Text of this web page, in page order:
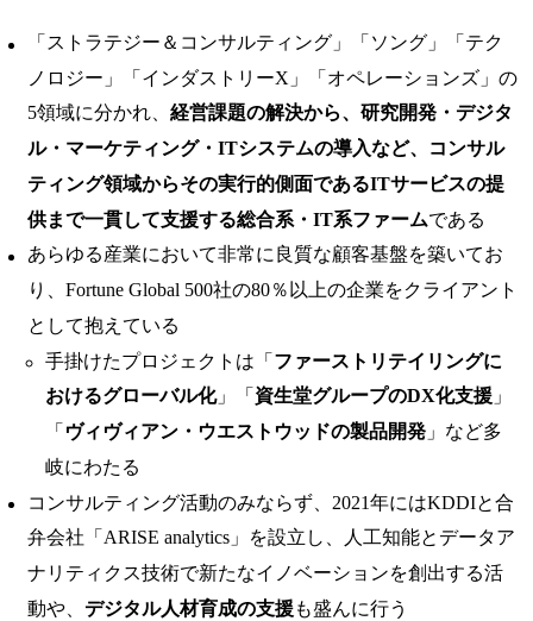
「ストラテジー＆コンサルティング」「ソング」「テク
ノロジー」「インダストリーX」「オペレーションズ」の
5領域に分かれ、 経営課題の解決から、研究開発・デジタ
ル・マーケティング・ITシステムの導入など、コンサル
ティング領域からその実行的側面であるITサービスの提
供まで一貫して支援する総合系・IT系ファームである
あらゆる産業において非常に良質な顧客基盤を築いてお
り、Fortune Global 500社の80％以上の企業をクライアント
として抱えている
手掛けたプロジェクトは「 ファーストリテイリングに
おけるグローバル化」「 資生堂グループのDX化支援 」
「 ヴィヴィアン・ウエストウッドの製品開発 」など多
岐にわたる
コンサルティング活動のみならず、2021年にはKDDIと合
弁会社「ARISE analytics」を設立し、人工知能とデータア
ナリティクス技術で新たなイノベーションを創出する活
動や、 デジタル人材育成の支援も盛んに行う